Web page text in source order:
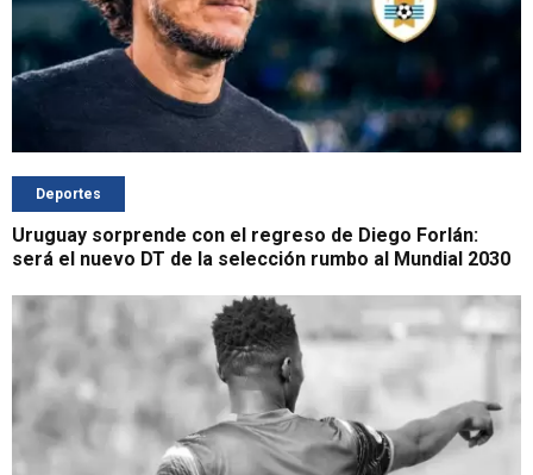
Deportes
Uruguay sorprende con el regreso de Diego Forlán:
será el nuevo DT de la selección rumbo al Mundial 2030